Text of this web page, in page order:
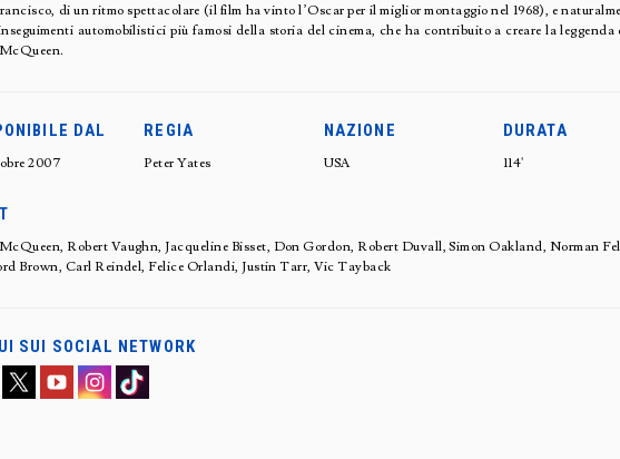
di un ritmo spettacolare (il film ha vinto l’Oscar per il miglior montaggio nel 1968), e
automobilistici più famosi della storia del cinema, che ha contribuito a creare la leggenda
DAL
2007
REGIA
Peter Yates
NAZIONE
USA
DURATA
114'
Robert Vaughn, Jacqueline Bisset, Don Gordon, Robert Duvall, Simon Oakland, Norman
Brown, Carl Reindel, Felice Orlandi, Justin Tarr, Vic Tayback
SUI SOCIAL NETWORK